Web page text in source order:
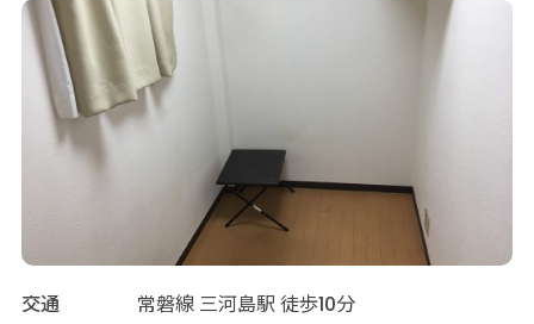
交通
常磐線 三河島駅 徒歩10分